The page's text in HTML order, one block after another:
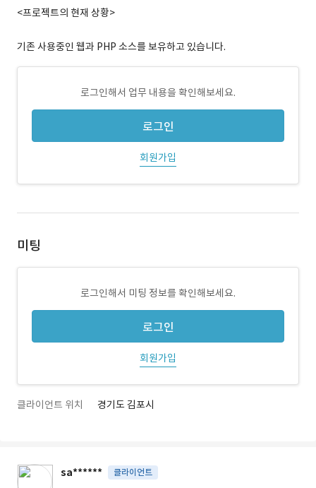
<프로젝트의 현재 상황>
기존 사용중인 웹과 PHP 소스를 보유하고 있습니다.
로그인해서 업무 내용을 확인해보세요.
로그인
회원가입
미팅
로그인해서 미팅 정보를 확인해보세요.
로그인
회원가입
클라이언트 위치 경기도 김포시
sa****** 클라이언트